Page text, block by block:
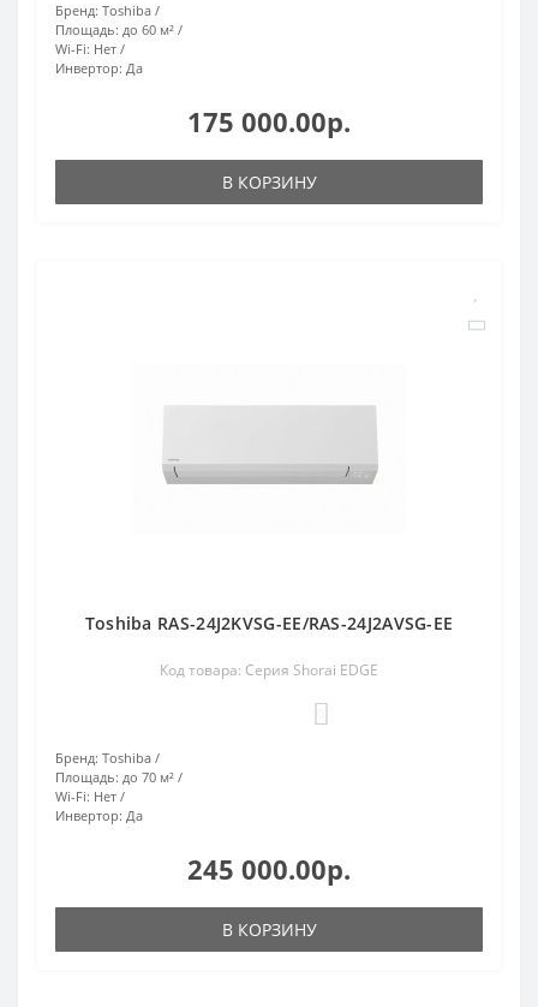
Бренд: Toshiba
Площадь: до 60 м²
Wi-Fi: Нет
Инвертор: Да
175 000.00р.
В КОРЗИНУ
Toshiba RAS-24J2KVSG-EE/RAS-24J2AVSG-EE
Код товара: Серия Shorai EDGE
Бренд: Toshiba
Площадь: до 70 м²
Wi-Fi: Нет
Инвертор: Да
245 000.00р.
В КОРЗИНУ